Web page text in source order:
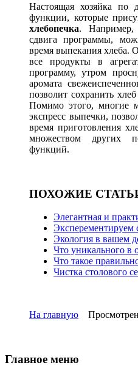
Настоящая хозяйка по
функции, которые
хлебопечка. Например,
сдвига программы,
время выпекания хлеба.
все продукты в
программу, утром
аромата
позволит сохранить
Помимо этого, многие
экспресс выпечки,
время приготовления
множеством других
функций.
ПОХОЖИЕ
Элегантная и
Эксперементируем
Экология в вашем
Что уникального в
Что такое
Чистка столового
На главную
Главное меню